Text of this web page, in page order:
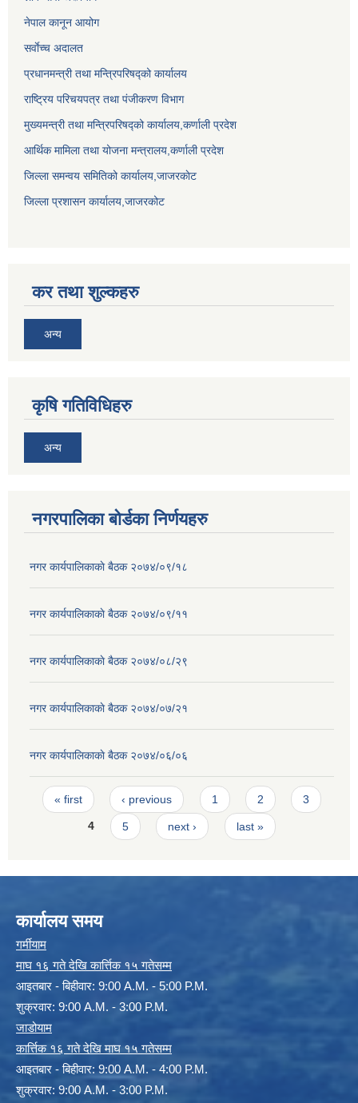
नेपाल कानून आयोग
सर्वाेच्च अदालत
प्रधानमन्त्री तथा मन्त्रिपरिषद्को कार्यालय
राष्ट्रिय परिचयपत्र तथा पंजीकरण विभाग
मुख्यमन्त्री तथा मन्त्रिपरिषद्को कार्यालय,कर्णाली प्रदेश
आर्थिक मामिला तथा योजना मन्त्रालय,कर्णाली प्रदेश
जिल्ला समन्वय समितिको कार्यालय,जाजरकाेट
जिल्ला प्रशासन कार्यालय,जाजरकोट
कर तथा शुल्कहरु
अन्य
कृषि गतिविधिहरु
अन्य
नगरपालिका बोर्डका निर्णयहरु
नगर कार्यपालिकाकाे बैठक २०७४/०९/१८
नगर कार्यपालिकाकाे बैठक २०७४/०९/११
नगर कार्यपालिकाकाे बैठक २०७४/०८/२९
नगर कार्यपालिकाकाे बैठक २०७४/०७/२१
नगर कार्यपालिकाकाे बैठक २०७४/०६/०६
Pages
« first ‹ previous 1 2 3
4 5 next › last »
कार्यालय समय
गर्मीयाम
माघ १६ गते देखि कार्त्तिक १५ गतेसम्म
आइतबार - बिहीवार: 9:00 A.M. - 5:00 P.M.
शुक्रवार: 9:00 A.M. - 3:00 P.M.
जाडोयाम
कार्त्तिक १६ गते देखि माघ १५ गतेसम्म
आइतबार - बिहीवार: 9:00 A.M. - 4:00 P.M.
शुक्रवार: 9:00 A.M. - 3:00 P.M.